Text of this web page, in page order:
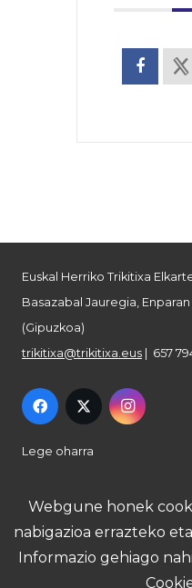
Euskal Herriko Trikitixa
Basazabal Jauregia,
(Gipuzkoa)
trikitixa@trikitixa.eus | 657
Lege oharra
Pribatutasun politika
Webgune honek
nabigazioa errazteko
Informazio gehiago